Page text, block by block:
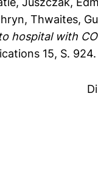
, Thwaites,
hospital with
15, S. 924.